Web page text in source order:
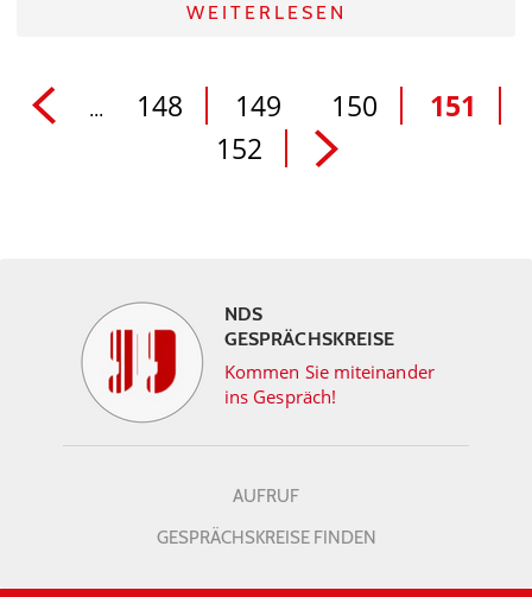
WEITERLESEN
... 148 149 150
151
152
NDS
GESPRÄCHSKREISE
Kommen Sie miteinander
ins Gespräch!
AUFRUF
GESPRÄCHSKREISE FINDEN